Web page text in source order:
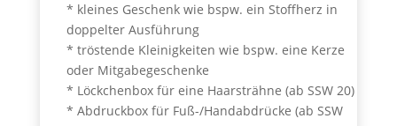
* kleines Geschenk wie bspw. ein Stoffherz in
doppelter Ausführung
* tröstende Kleinigkeiten wie bspw. eine Kerze
oder Mitgabegeschenke
* Löckchenbox für eine Haarsträhne (ab SSW 20)
* Abdruckbox für Fuß-/Handabdrücke (ab SSW